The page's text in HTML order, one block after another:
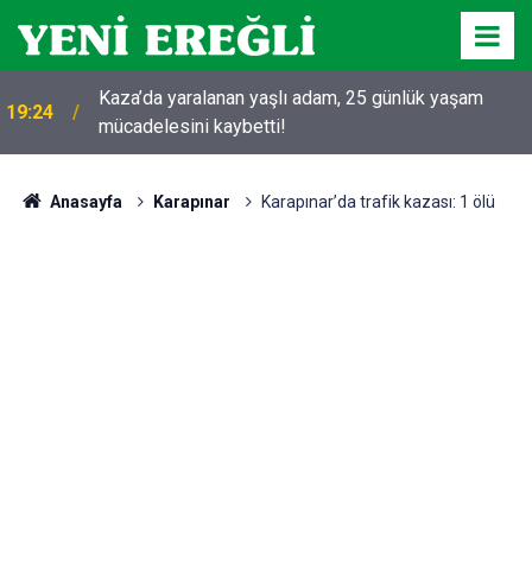
19:24
Kaza’da yaralanan yaşlı adam, 25 günlük yaşam
mücadelesini kaybetti!
Anasayfa Karapınar Karapınar’da trafik kazası: 1 ölü